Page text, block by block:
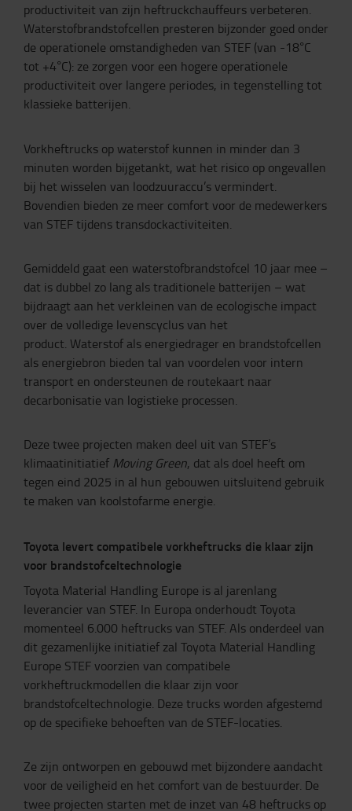
productiviteit van zijn heftruckchauffeurs verbeteren.
Waterstofbrandstofcellen presteren bijzonder goed onder
de operationele omstandigheden van STEF (van -18°C
tot +4°C): ze zorgen voor een hogere operationele
productiviteit over langere periodes, in tegenstelling tot
klassieke batterijen.
Vorkheftrucks op waterstof kunnen in minder dan 3
minuten worden bijgetankt, wat het risico op ongevallen
bij het wisselen van loodzuuraccu’s vermindert.
Bovendien bieden ze meer comfort voor de medewerkers
van STEF tijdens transdockactiviteiten.
Gemiddeld gaat een waterstofbrandstofcel 10 jaar mee –
dat is dubbel zo lang als traditionele batterijen – wat
bijdraagt aan het verkleinen van de ecologische impact
over de volledige levenscyclus van het
product. Waterstof als energiedrager en brandstofcellen
als energiebron bieden tal van voordelen voor intern
transport en ondersteunen de routekaart naar
decarbonisatie van logistieke processen.
Deze twee projecten maken deel uit van STEF’s
klimaatinitiatief Moving Green, dat als doel heeft om
tegen eind 2025 in al hun gebouwen uitsluitend gebruik
te maken van koolstofarme energie.
Toyota levert compatibele vorkheftrucks die klaar zijn
voor brandstofceltechnologie
Toyota Material Handling Europe is al jarenlang
leverancier van STEF. In Europa onderhoudt Toyota
momenteel 6.000 heftrucks van STEF. Als onderdeel van
dit gezamenlijke initiatief zal Toyota Material Handling
Europe STEF voorzien van compatibele
vorkheftruckmodellen die klaar zijn voor
brandstofceltechnologie. Deze trucks worden afgestemd
op de specifieke behoeften van de STEF-locaties.
Ze zijn ontworpen en gebouwd met bijzondere aandacht
voor de veiligheid en het comfort van de bestuurder. De
twee projecten starten met de inzet van 48 heftrucks op